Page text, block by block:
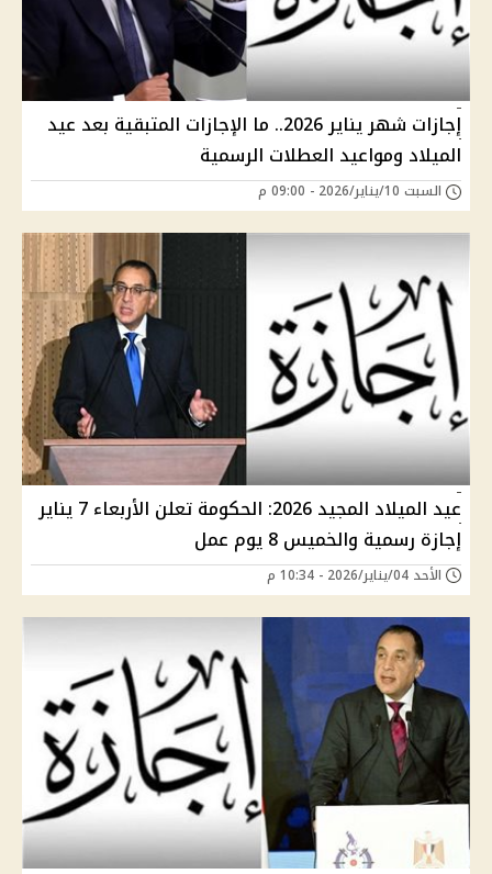
إجازات شهر يناير 2026.. ما الإجازات المتبقية بعد عيد
الميلاد ومواعيد العطلات الرسمية
السبت 10/يناير/2026 - 09:00 م
عيد الميلاد المجيد 2026: الحكومة تعلن الأربعاء 7 يناير
إجازة رسمية والخميس 8 يوم عمل
الأحد 04/يناير/2026 - 10:34 م